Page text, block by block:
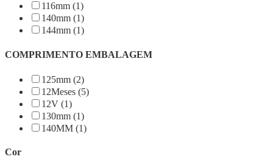
116mm (1)
140mm (1)
144mm (1)
COMPRIMENTO EMBALAGEM
125mm (2)
12Meses (5)
12V (1)
130mm (1)
140MM (1)
Cor